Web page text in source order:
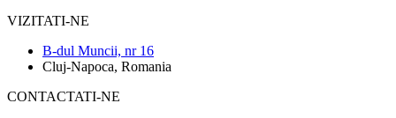
VIZITATI-NE
B-dul Muncii, nr 16
Cluj-Napoca, Romania
CONTACTATI-NE